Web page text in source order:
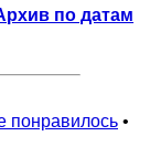
по датам
понравилось •